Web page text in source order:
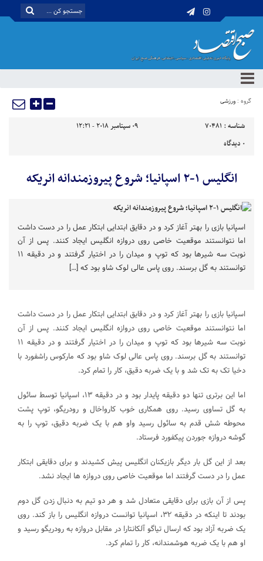
گروه : ورزشی
شناسه : 70481
09 سپتامبر 2018 - 12:21
0 دیدگاه
انگلیس ۱-۲ اسپانیا؛ شروع پیروزمندانه انریکه
اسپانیا بازی را بهتر آغاز کرد و در دقایق ابتدایی ابتکار عمل را در دست داشت
اما نتوانستند موقعیت خاصی روی دروازه انگلیس ایجاد کنند. پس از آن
نوبت سه شیرها بود که توپ و میدان را در اختیار گرفتند و در دقیقه ۱۱
توانستند به گل برسند. روی پاس عالی لوک شاو بود که […]
اسپانیا بازی را بهتر آغاز کرد و در دقایق ابتدایی ابتکار عمل را در دست داشت
اما نتوانستند موقعیت خاصی روی دروازه انگلیس ایجاد کنند. پس از آن
نوبت سه شیرها بود که توپ و میدان را در اختیار گرفتند و در دقیقه ۱۱
توانستند به گل برسند. روی پاس عالی لوک شاو بود که مارکوس راشفورد با
دخیا تک به تک شد و با یک ضربه دقیق، کار را تمام کرد.
اما این برتری تنها دو دقیقه پایدار بود و در دقیقه ۱۳، اسپانیا توسط سائول
به گل تساوی رسید. روی همکاری خوب کارواخال و رودریگو، توپ پشت
محوطه شش قدم به سائول رسید واو هم با یک ضربه دقیق، توپ را به
گوشه دروازه جوردن پیکفورد فرستاد.
بعد از این گل بار دیگر بازیکنان انگلیس پیش کشیدند و برای دقایقی ابتکار
عمل را در دست گرفتند اما موقعیت خاصی روی دروازه ها ایجاد نشد.
پس از آن بازی برای دقایقی متعادل شد و هر دو تیم به دنبال زدن گل دوم
بودند تا اینکه در دقیقه ۳۲، اسپانیا توانست دروازه انگلیس را باز کند. روی
یک ضربه آزاد بود که ارسال تیاگو آلکانتارا در مقابل دروازه به رودریگو رسید و
او هم با یک ضربه هوشمندانه، کار را تمام کرد.